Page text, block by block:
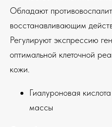
Обладают
восстанавливающим
Регулируют экспрессию
оптимальной клеточной
кожи.
Гиалуроновая
массы